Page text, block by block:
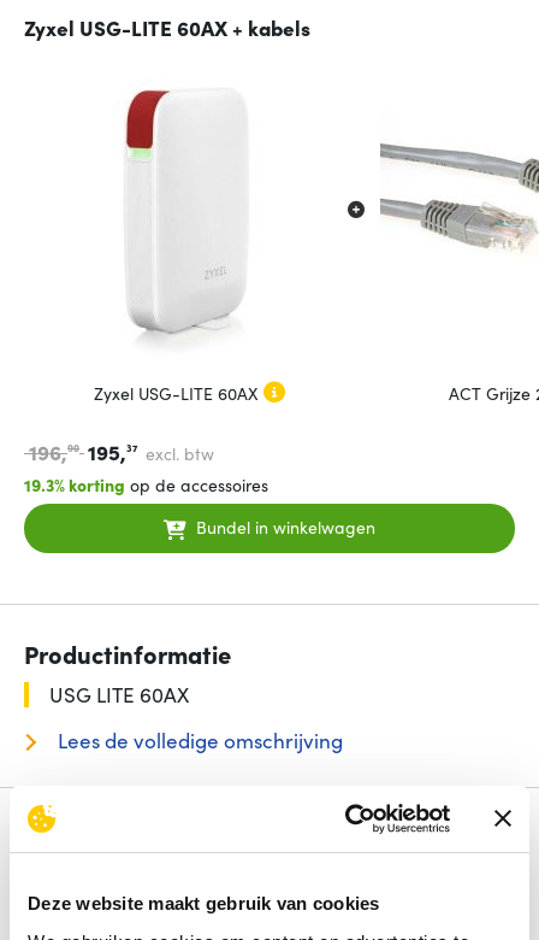
Deze website maakt gebruik van cookies
Zyxel USG-LITE 60AX + kabels
Zyxel USG-LITE 60AX ACT
196,90 195,37 excl. btw
19.3% korting op de accessoires
Bundel in winkelwagen
Productinformatie
USG LITE 60AX
Lees de volledige omschrijving
Specificaties
Ethernet WAN
Ja